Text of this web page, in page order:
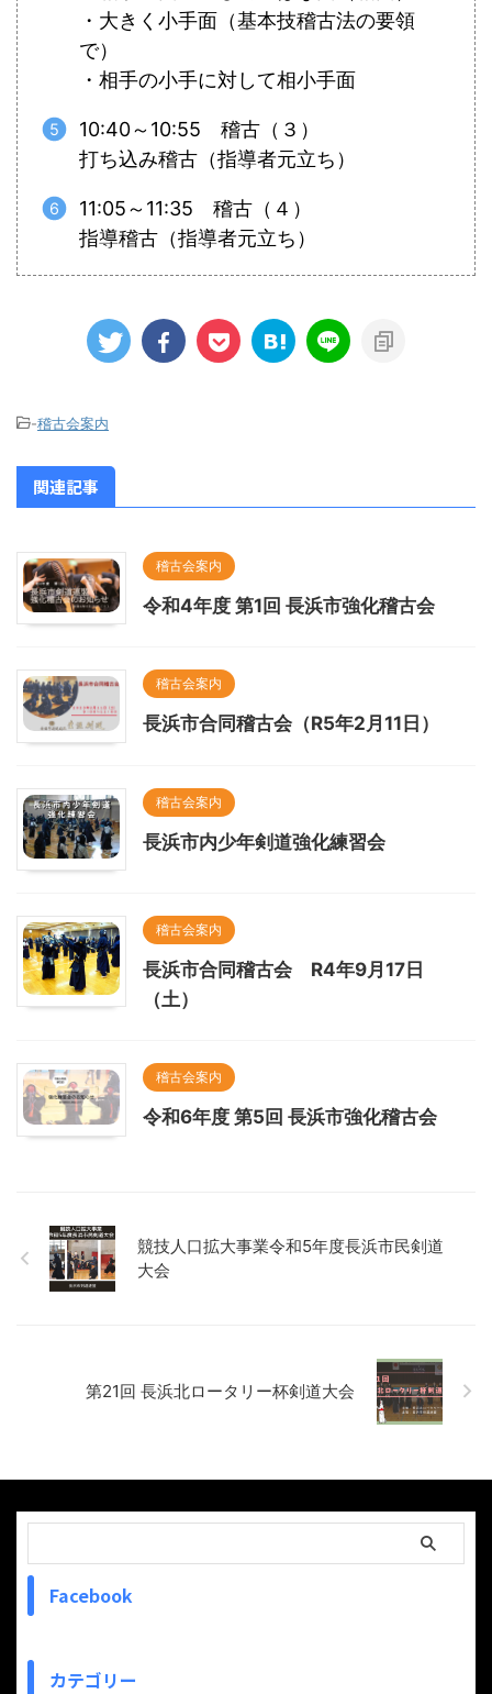
・大きく小手面（基本技稽古法の要領
で）
・相手の小手に対して相小手面
10:40～10:55 稽古（３）
打ち込み稽古（指導者元立ち）
11:05～11:35 稽古（４）
指導稽古（指導者元立ち）
-稽古会案内
関連記事
稽古会案内
令和4年度 第1回 長浜市強化稽古会
稽古会案内
長浜市合同稽古会（R5年2月11日）
稽古会案内
長浜市内少年剣道強化練習会
稽古会案内
長浜市合同稽古会 R4年9月17日
（土）
稽古会案内
令和6年度 第5回 長浜市強化稽古会
競技人口拡大事業令和5年度長浜市民剣道
大会
第21回 長浜北ロータリー杯剣道大会
Facebook
カテゴリー